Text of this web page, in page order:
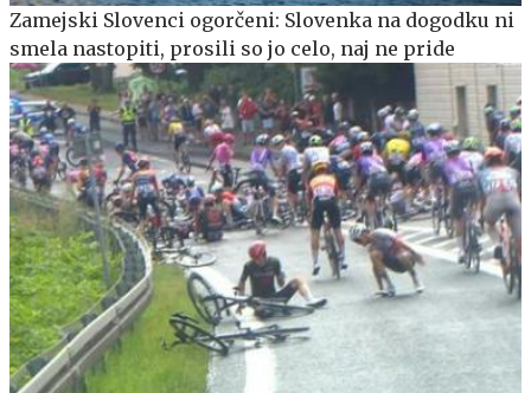
Zamejski Slovenci ogorčeni: Slovenka na dogodku ni
smela nastopiti, prosili so jo celo, naj ne pride